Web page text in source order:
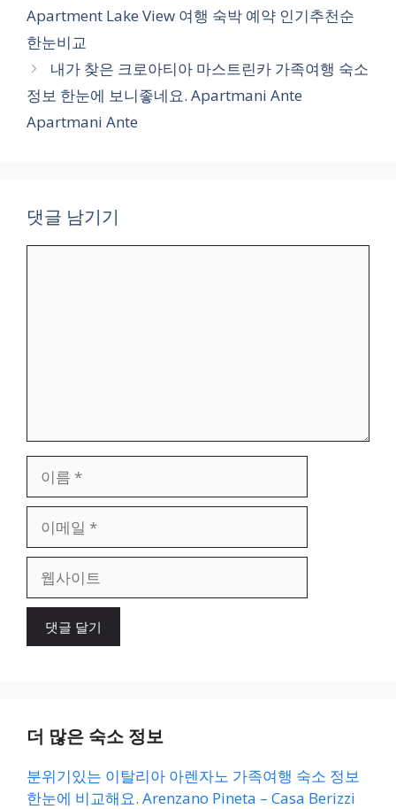
Apartment Lake View 여행 숙박 예약 인기추천순
한눈비교
내가 찾은 크로아티아 마스트린카 가족여행 숙소
정보 한눈에 보니좋네요. Apartmani Ante
Apartmani Ante
댓글 남기기
일
이
더 많은 숙소 정보
분위기있는 이탈리아 아렌자노 가족여행 숙소 정보
한눈에 비교해요. Arenzano Pineta – Casa Berizzi